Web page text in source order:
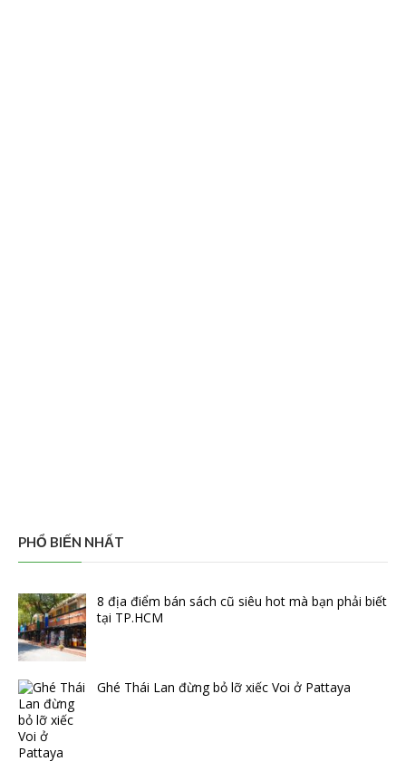
PHỔ BIẾN NHẤT
8 địa điểm bán sách cũ siêu hot mà bạn phải biết
tại TP.HCM
Ghé Thái Lan đừng bỏ lỡ xiếc Voi ở Pattaya